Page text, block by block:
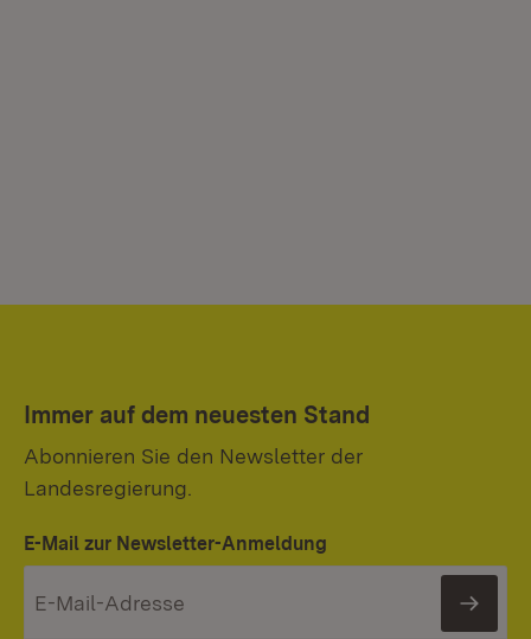
Immer auf dem neuesten Stand
Abonnieren Sie den Newsletter der
Landesregierung.
E-Mail zur Newsletter-Anmeldung